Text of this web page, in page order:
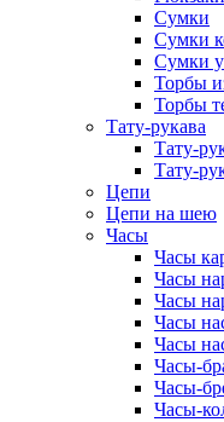
Сумки
Сумки
Сумки
Торбы
Торбы
Тату-рукава
Тату-
Тату-
Цепи
Цепи на шею
Часы
Часы
Часы
Часы
Часы
Часы
Часы-
Часы-
Часы-